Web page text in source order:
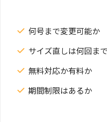
何号まで変更可能か
サイズ直しは何回ま
無料対応か有料か
期間制限はあるか